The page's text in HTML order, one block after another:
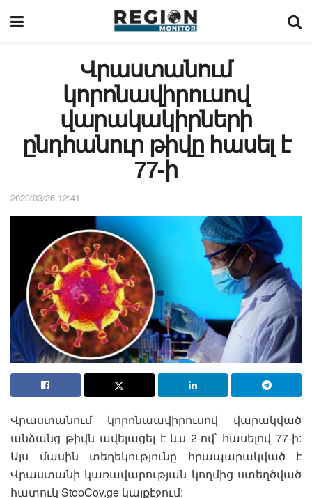
Վրաստանում
կորոնավիրուսով
վարակակիրների
ընդհանուր թիվը հասել է
77-ի
2020/03/26 12:41
Վրաստանում կորոնաավիրուսով վարակված
անձանց թիվն ավելացել է ևս 2-ով՝ հասելով 77-ի:
Այս մասին տեղեկությունը հրապարակված է
Վրաստանի կառավարության կողմից ստեղծված
հատուկ StopCov.ge կայքէջում: